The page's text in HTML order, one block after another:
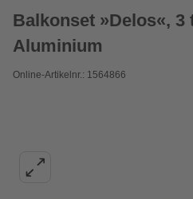
Balkonset »Delos«, 3
Aluminium
Online-Artikelnr.: 1564866